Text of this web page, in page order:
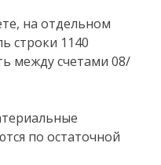
на отдельном
строки 1140
между счетами 08/
по остаточной